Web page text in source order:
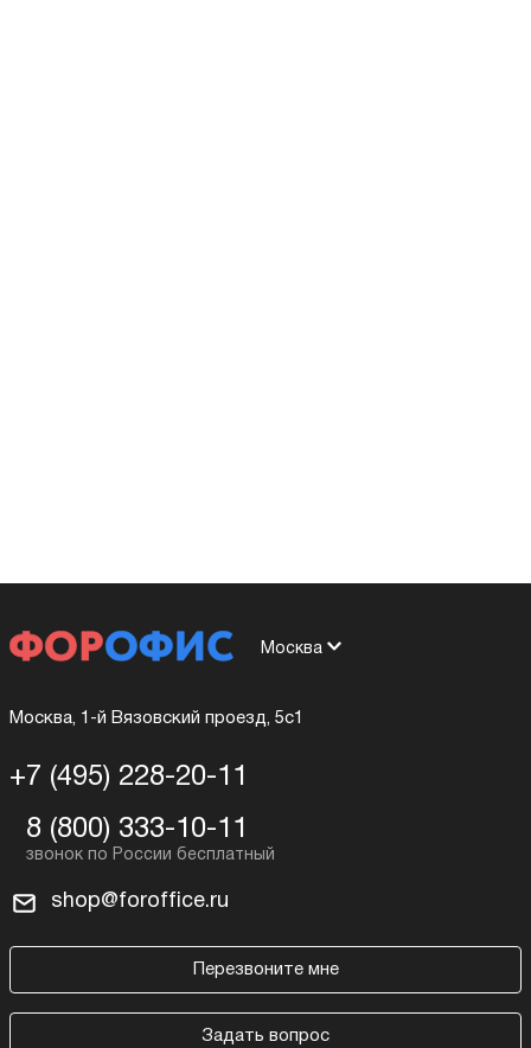
Москва
Москва, 1-й Вязовский проезд, 5с1
+7 (495) 228-20-11
8 (800) 333-10-11
shop@foroffice.ru
Перезвоните мне
Задать вопрос